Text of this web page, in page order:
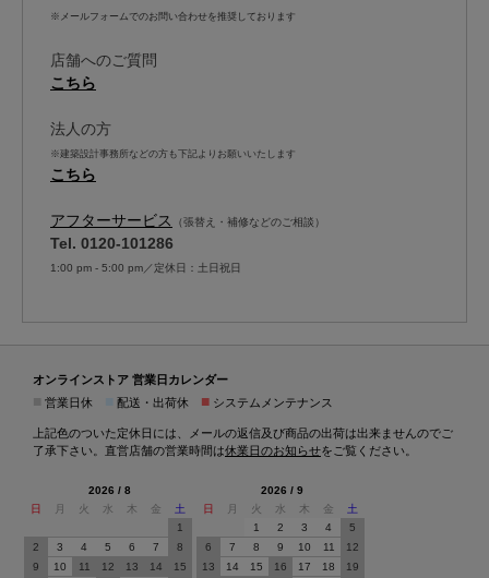
※メールフォームでのお問い合わせを推奨しております
店舗へのご質問
こちら
法人の方
※建築設計事務所などの方も下記よりお願いいたします
こちら
アフターサービス （張替え・補修などのご相談）
Tel. 0120-101286
1:00 pm - 5:00 pm／定休日：土日祝日
オンラインストア 営業日カレンダー
営業日休 配送・出荷休 ■ システムメンテナンス
上記色のついた定休日には、メールの返信及び商品の出荷は出来ませんのでご
了承下さい。直営店舗の営業時間は休業日のお知らせをご覧ください。
2026 / 8
日
月 火 水 木 金
土
1
2
3 4 5 6 7
8
9
10 11 12 13 14
15
2026 / 9
日
月 火 水 木 金
土
1
2 3 4
5
6
7 8 9 10 11
12
13
14 15 16 17 18
19